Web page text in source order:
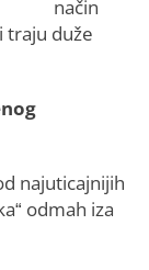
način
traju duže
najuticajnijih
odmah iza